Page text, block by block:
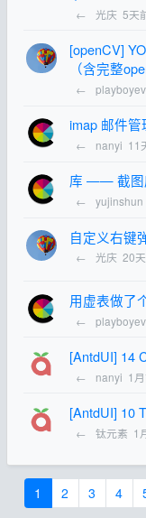
← 光庆 5天
[openCV]
（含完整
←
imap 邮件管
← nanyi 11
库 —— 截图
← yujinshun
自定义右键
← 光庆 20
用虚表做了
←
[AntdUI] 14
← nanyi 1
[AntdUI] 10
← 钛元素 1
1 2 3 4